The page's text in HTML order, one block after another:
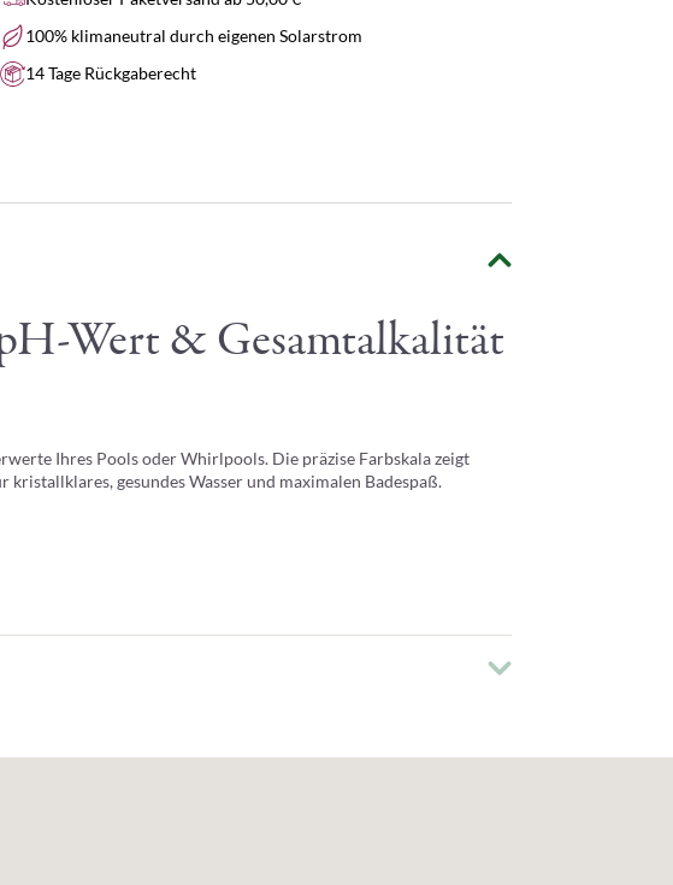
100% klimaneutral durch eigenen Solarstrom
14 Tage Rückgaberecht
Wert & Gesamtalkalität
Ihres Pools oder Whirlpools. Die präzise Farbskala zeigt
gesundes Wasser und maximalen Badespaß.